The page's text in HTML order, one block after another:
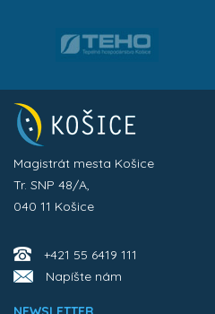
Magistrát mesta Košice
Tr. SNP 48/A,
040 11 Košice
+421 55 6419 111
Napíšte nám